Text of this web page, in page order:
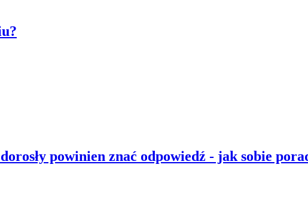
powinien znać odpowiedź - jak sobie